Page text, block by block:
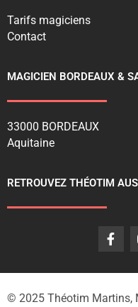
Tarifs magiciens
Contact
MAGICIEN BORDEAUX &
33000 BORDEAUX
Aquitaine
RETROUVEZ THÉOTIM
© 2025 Théotim Martins,